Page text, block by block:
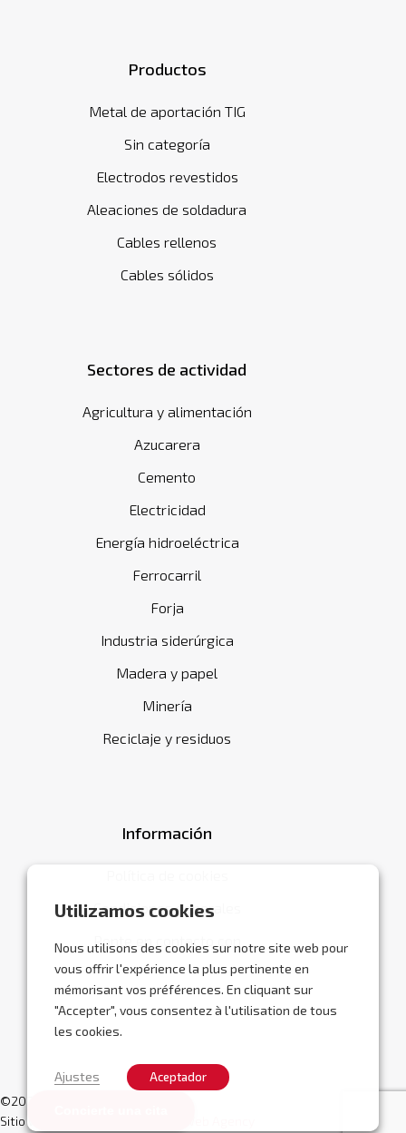
Utilizamos cookies
Nous utilisons des cookies sur notre site web pour
vous offrir l'expérience la plus pertinente en
mémorisant vos préférences. En cliquant sur
"Accepter", vous consentez à l'utilisation de tous
les cookies.
Ajustes Aceptador
Productos
Metal de aportación TIG
Sin categoría
Electrodos revestidos
Aleaciones de soldadura
Cables rellenos
Cables sólidos
Sectores de actividad
Agricultura y alimentación
Azucarera
Cemento
Electricidad
Energía hidroeléctrica
Ferrocarril
Forja
Industria siderúrgica
Madera y papel
Minería
Reciclaje y residuos
Información
Condiciones generales
Ponte en contacto con
©2026 Abracor.
Sitio web realizado por